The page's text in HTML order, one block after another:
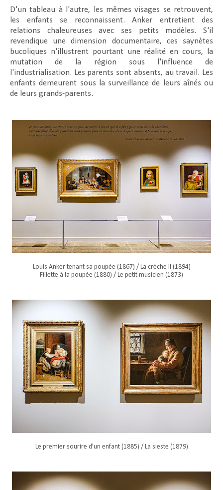
D'un tableau à l'autre, les mêmes visages se retrouvent,
les enfants se reconnaissent. Anker entretient des
relations chaleureuses avec ses petits modèles. S'il
revendique une dimension documentaire, ces saynètes
bucoliques n'illustrent pourtant une réalité en cours, la
mutation de la région sous l'influence de
l'industrialisation. Les parents sont absents, au travail. Les
enfants demeurent sous la surveillance de leurs aînés ou
de leurs grands-parents.
Louis Anker tenant sa poupée (1867) / La crèche II (1894)
Fillette à la poupée (1880) / Le petit musicien (1873)
Le premier sourire d'un enfant (1885) / La sieste (1879)